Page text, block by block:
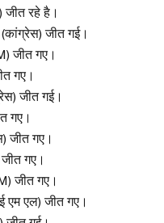
रहे है।
(कांग्रेस) जीत गई।
जीत गए।
गए।
जीत गई।
गए।
जीत गए।
गए।
जीत गए।
एम एल) जीत गए।